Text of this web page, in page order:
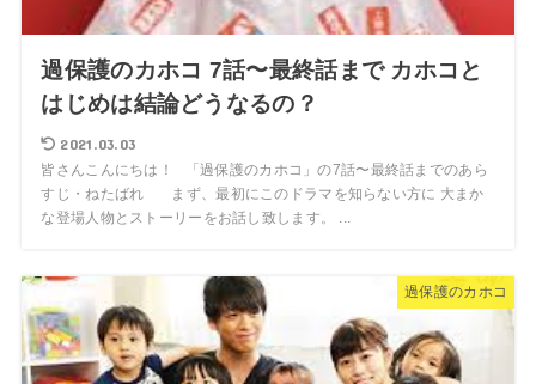
過保護のカホコ 7話〜最終話まで カホコと
はじめは結論どうなるの？
2021.03.03
皆さんこんにちは！ 「過保護のカホコ」の7話〜最終話までのあら
すじ・ねたばれ まず、最初にこのドラマを知らない方に 大まか
な登場人物とストーリーをお話し致します。 ...
過保護のカホコ